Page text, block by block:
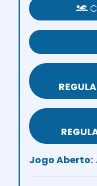
Jogo Aberto: